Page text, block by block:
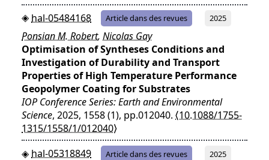
hal-05484168
Article dans des revues 2025
Ponsian M. Robert, Nicolas Gay
Optimisation of Syntheses Conditions and
Investigation of Durability and Transport
Properties of High Temperature Performance
Geopolymer Coating for Substrates
IOP Conference Series: Earth and Environmental
Science, 2025, 1558 (1), pp.012040. ⟨10.1088/1755-
1315/1558/1/012040⟩
hal-05318849
Article dans des revues 2025